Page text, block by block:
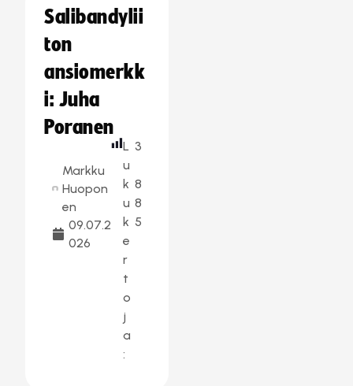
Salibandylii
ton
ansiomerkk
i: Juha
Poranen
Markku
Huopon
en
09.07.2
026
L
u
k
u
k
e
r
t
o
j
a
:
3
8
8
5